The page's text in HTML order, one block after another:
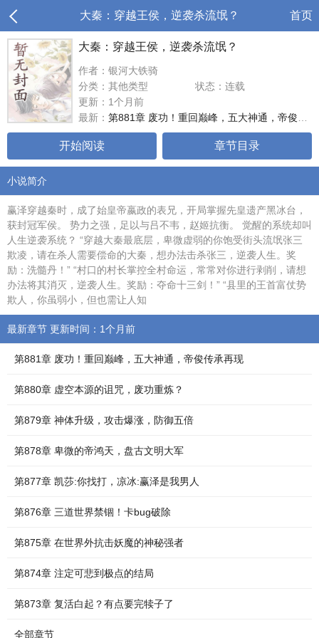
大秦：穿越王侯，逆袭杀流氓？ 首页
大秦：穿越王侯，逆袭杀流氓？
作者：银河大铁骑
分类：其他类型
状态：连载
更新：1个月前
最新： 第881章 废功！重回巅峰，五大神通，帝俊传承再现
开始阅读 章节目录
小说简介
赢泽穿越秦时，成了始皇帝嬴政的表兄，开局掌握先皇遗产黑冰台，
获封冠军侯。 势力之强，足以与吕不韦，赵姬抗衡。 觉醒的系统却叫
人生逆袭系统？ “穿越大秦最底层，卑微虚弱的你饱受街头流氓张三
欺凌，请在杀人需要偿命的大秦，想办法击杀张三，逆袭人生。奖
励：洗髓丹！” “村口的村长掌控全村命运，常常对你进行剥削，请想
办法将其消灭，逆袭人生。奖励：夺命十三剑！” “县里的王首富仗势
欺人，你虽弱小，但也需让人知
最新章节 更新时间：1个月前
第881章 废功！重回巅峰，五大神通，帝俊传承再现
第880章 虚空本源的诅咒，废功重炼？
第879章 神体升级，攻击爆涨，防御五倍
第878章 卑微的帝鸿天，盘古文明大军
第877章 凯莎:你找打，凉冰:赢泽是我男人
第876章 三道世界禁锢！卡bug破除
第875章 在世界外抗击妖魔的神秘强者
第874章 注定可悲到极点的结局
第873章 复活白起？有点要完犊子了
全部章节